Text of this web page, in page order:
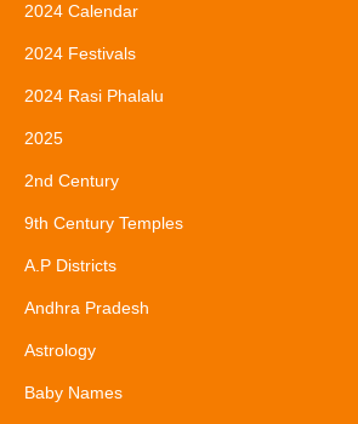
2024 Calendar
2024 Festivals
2024 Rasi Phalalu
2025
2nd Century
9th Century Temples
A.P Districts
Andhra Pradesh
Astrology
Baby Names